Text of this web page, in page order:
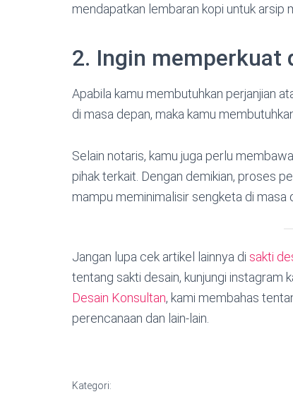
mendapatkan lembaran kopi untuk arsip
2. Ingin memperkuat
Apabila kamu membutuhkan perjanjian
di masa depan, maka kamu
Selain notaris, kamu juga perlu
pihak terkait. Dengan demikian, proses
mampu meminimalisir sengketa di masa
Jangan lupa cek artikel lainnya di sakti
tentang sakti desain, kunjungi instagram
Desain Konsultan, kami membahas
perencanaan dan lain-lain.
Kategori: